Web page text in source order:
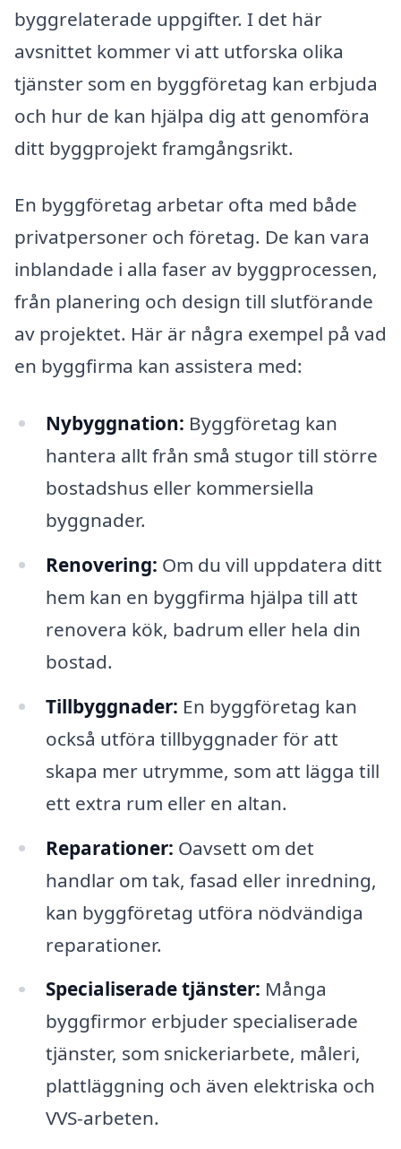
byggrelaterade uppgifter. I det här
avsnittet kommer vi att utforska olika
tjänster som en byggföretag kan erbjuda
och hur de kan hjälpa dig att genomföra
ditt byggprojekt framgångsrikt.
En byggföretag arbetar ofta med både
privatpersoner och företag. De kan vara
inblandade i alla faser av byggprocessen,
från planering och design till slutförande
av projektet. Här är några exempel på vad
en byggfirma kan assistera med:
Nybyggnation: Byggföretag kan
hantera allt från små stugor till större
bostadshus eller kommersiella
byggnader.
Renovering: Om du vill uppdatera ditt
hem kan en byggfirma hjälpa till att
renovera kök, badrum eller hela din
bostad.
Tillbyggnader: En byggföretag kan
också utföra tillbyggnader för att
skapa mer utrymme, som att lägga till
ett extra rum eller en altan.
Reparationer: Oavsett om det
handlar om tak, fasad eller inredning,
kan byggföretag utföra nödvändiga
reparationer.
Specialiserade tjänster: Många
byggfirmor erbjuder specialiserade
tjänster, som snickeriarbete, måleri,
plattläggning och även elektriska och
VVS-arbeten.